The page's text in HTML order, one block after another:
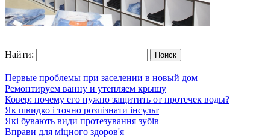
Найти:
Первые проблемы при заселении в новый дом
Ремонтируем ванну и утепляем крышу
Ковер: почему его нужно защитить от протечек воды?
Як швидко і точно розпізнати інсульт
Які бувають види протезування зубів
Вправи для міцного здоров'я